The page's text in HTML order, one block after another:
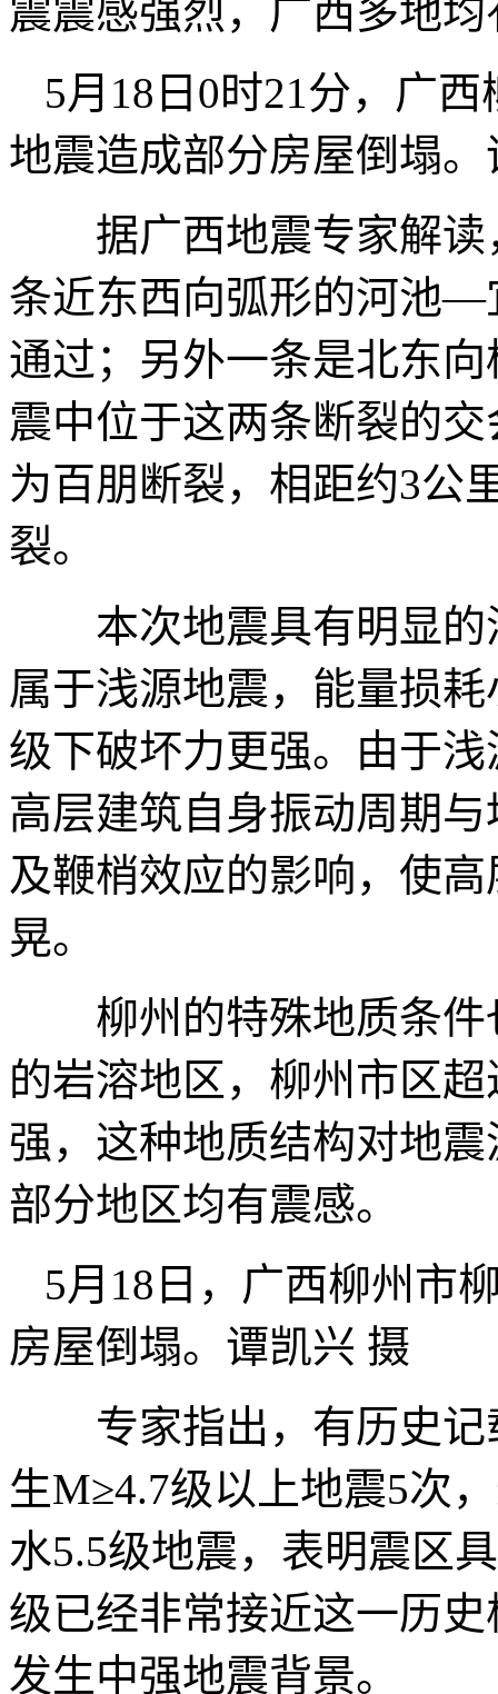
震震感强烈，广西多地
5月18日0时21分，广
地震造成部分房屋倒塌
据广西地震专家解读
条近东西向弧形的河池—
通过；另外一条是北东
震中位于这两条断裂的
为百朋断裂，相距约3公
裂。
本次地震具有明显的
属于浅源地震，能量损
级下破坏力更强。由于
高层建筑自身振动周期
及鞭梢效应的影响，使
晃。
柳州的特殊地质条件
的岩溶地区，柳州市区
强，这种地质结构对地
部分地区均有震感。
5月18日，广西柳州市
房屋倒塌。谭凯兴 摄
专家指出，有历史记
生M≥4.7级以上地震5次
水5.5级地震，表明震区
级已经非常接近这一历
发生中强地震背景。